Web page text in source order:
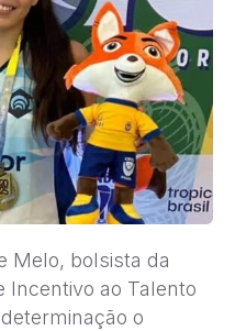
Melo, bolsista da
Incentivo ao Talento
o